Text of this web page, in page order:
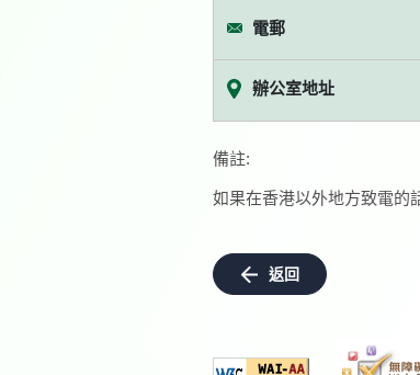
電郵
辦公室地址
備註:
如果在香港以外地方致電的
返回